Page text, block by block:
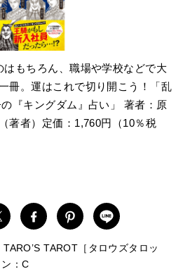
はもちろん、職場や学校などで大
冊。運はこれで切り開こう！「乱
『キングダム』占い」 著者：原
著者）定価：1,760円（10％税
TARO’S TAROT［タロウズタロッ
：C